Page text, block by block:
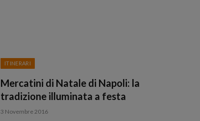
ITINERARI
Mercatini di Natale di Napoli: la
tradizione illuminata a festa
3 Novembre 2016